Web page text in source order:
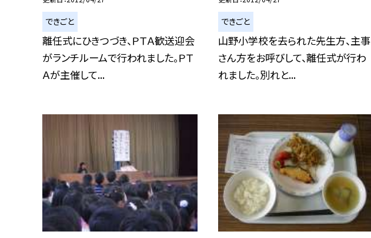
できごと
離任式にひきつづき、ＰＴＡ歓送迎会
がランチルームで行われました。ＰＴ
Ａが主催して...
できごと
山野小学校を去られた先生方、主事
さん方をお呼びして、離任式が行わ
れました。別れと...